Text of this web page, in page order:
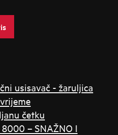
usisavač - žaruljica
četku
8000 – SNAŽNO I